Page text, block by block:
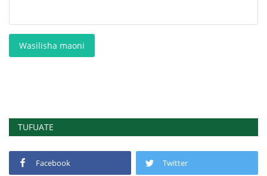
Wasilisha maoni
TUFUATE
Facebook Twitter